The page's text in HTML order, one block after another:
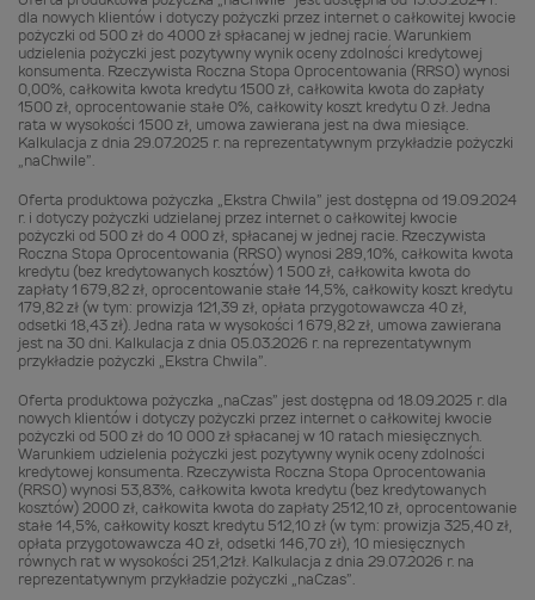
dla nowych klientów i dotyczy pożyczki przez internet o całkowitej kwocie
pożyczki od 500 zł do 4000 zł spłacanej w jednej racie. Warunkiem
udzielenia pożyczki jest pozytywny wynik oceny zdolności kredytowej
konsumenta. Rzeczywista Roczna Stopa Oprocentowania (RRSO) wynosi
0,00%, całkowita kwota kredytu 1500 zł, całkowita kwota do zapłaty
1500 zł, oprocentowanie stałe 0%, całkowity koszt kredytu 0 zł. Jedna
rata w wysokości 1500 zł, umowa zawierana jest na dwa miesiące.
Kalkulacja z dnia 29.07.2025 r. na reprezentatywnym przykładzie pożyczki
„naChwile”.
Oferta produktowa pożyczka „Ekstra Chwila” jest dostępna od 19.09.2024
r. i dotyczy pożyczki udzielanej przez internet o całkowitej kwocie
pożyczki od 500 zł do 4 000 zł, spłacanej w jednej racie. Rzeczywista
Roczna Stopa Oprocentowania (RRSO) wynosi 289,10%, całkowita kwota
kredytu (bez kredytowanych kosztów) 1 500 zł, całkowita kwota do
zapłaty 1 679,82 zł, oprocentowanie stałe 14,5%, całkowity koszt kredytu
179,82 zł (w tym: prowizja 121,39 zł, opłata przygotowawcza 40 zł,
odsetki 18,43 zł). Jedna rata w wysokości 1 679,82 zł, umowa zawierana
jest na 30 dni. Kalkulacja z dnia 05.03.2026 r. na reprezentatywnym
przykładzie pożyczki „Ekstra Chwila”.
Oferta produktowa pożyczka „naCzas” jest dostępna od 18.09.2025 r. dla
nowych klientów i dotyczy pożyczki przez internet o całkowitej kwocie
pożyczki od 500 zł do 10 000 zł spłacanej w 10 ratach miesięcznych.
Warunkiem udzielenia pożyczki jest pozytywny wynik oceny zdolności
kredytowej konsumenta. Rzeczywista Roczna Stopa Oprocentowania
(RRSO) wynosi 53,83%, całkowita kwota kredytu (bez kredytowanych
kosztów) 2000 zł, całkowita kwota do zapłaty 2512,10 zł, oprocentowanie
stałe 14,5%, całkowity koszt kredytu 512,10 zł (w tym: prowizja 325,40 zł,
opłata przygotowawcza 40 zł, odsetki 146,70 zł), 10 miesięcznych
równych rat w wysokości 251,21zł. Kalkulacja z dnia 29.07.2026 r. na
reprezentatywnym przykładzie pożyczki „naCzas”.